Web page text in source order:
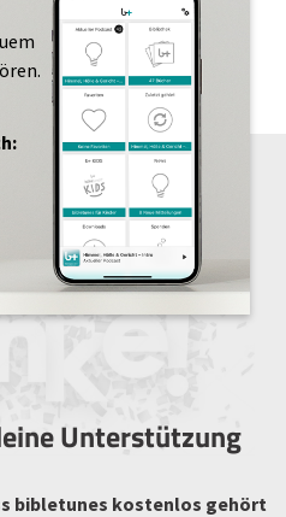
Unterstützung
bibletunes kostenlos gehört